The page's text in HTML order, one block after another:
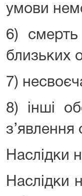
умови
6) смерть
близьких
7)
8) інші
Наслідки
Наслідки